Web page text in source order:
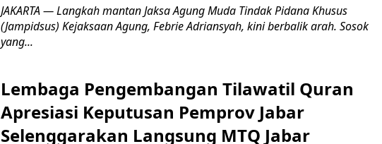
JAKARTA — Langkah mantan Jaksa Agung Muda Tindak Pidana Khusus
(Jampidsus) Kejaksaan Agung, Febrie Adriansyah, kini berbalik arah. Sosok
yang...
Lembaga Pengembangan Tilawatil Quran
Apresiasi Keputusan Pemprov Jabar
Selenggarakan Langsung MTQ Jabar